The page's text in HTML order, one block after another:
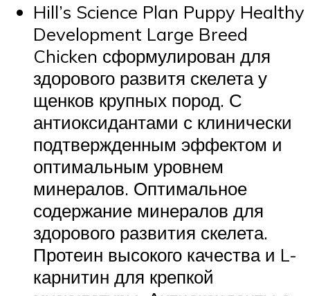
Hill’s Science Plan Puppy Healthy
Development Large Breed
Chicken сформулирован для
здорового развитя скелета у
щенков крупных пород. С
антиоксидантами с клинически
подтвержденным эффектом и
оптимальным уровнем
минералов. Оптимальное
содержание минералов для
здорового развития скелета.
Протеин высокого качества и L-
карнитин для крепкой